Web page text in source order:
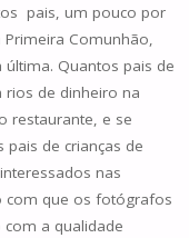
pais, um pouco por
Comunhão,
Quantos pais de
rios de dinheiro na
restaurante, e se
pais de crianças de
nas
com que os fotógrafos
a qualidade